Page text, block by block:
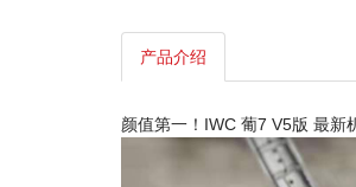
产品介绍
颜值第一！IWC 葡7 V5版 最新